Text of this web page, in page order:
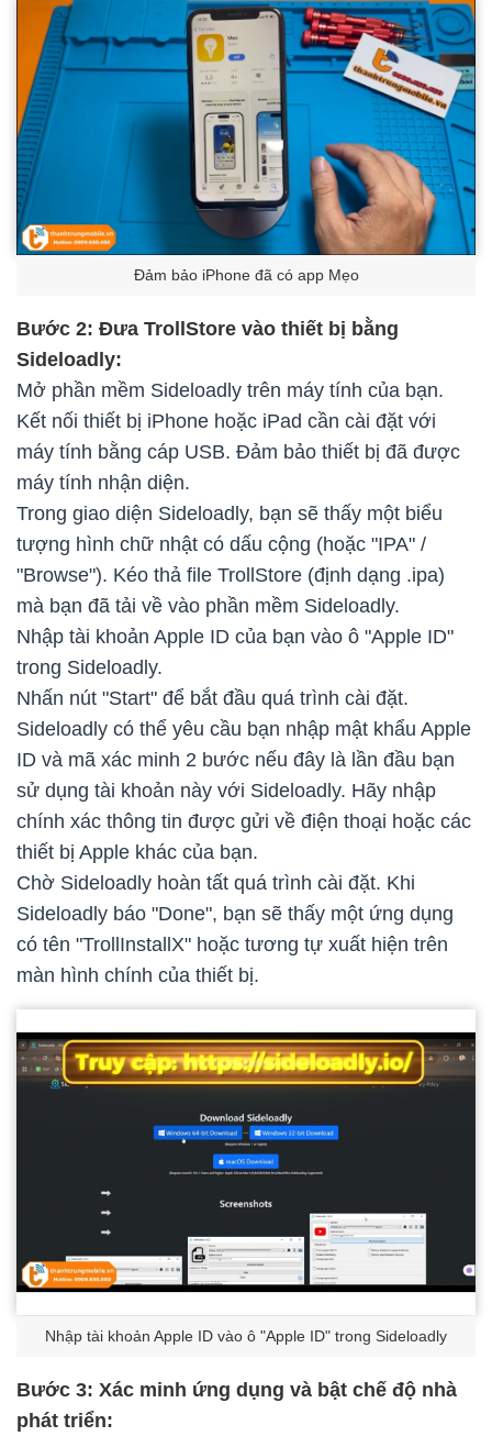
Đảm bảo iPhone đã có app Mẹo
Bước 2: Đưa TrollStore vào thiết bị bằng
Sideloadly:
Mở phần mềm Sideloadly trên máy tính của bạn.
Kết nối thiết bị iPhone hoặc iPad cần cài đặt với
máy tính bằng cáp USB. Đảm bảo thiết bị đã được
máy tính nhận diện.
Trong giao diện Sideloadly, bạn sẽ thấy một biểu
tượng hình chữ nhật có dấu cộng (hoặc "IPA" /
"Browse"). Kéo thả file TrollStore (định dạng .ipa)
mà bạn đã tải về vào phần mềm Sideloadly.
Nhập tài khoản Apple ID của bạn vào ô "Apple ID"
trong Sideloadly.
Nhấn nút "Start" để bắt đầu quá trình cài đặt.
Sideloadly có thể yêu cầu bạn nhập mật khẩu Apple
ID và mã xác minh 2 bước nếu đây là lần đầu bạn
sử dụng tài khoản này với Sideloadly. Hãy nhập
chính xác thông tin được gửi về điện thoại hoặc các
thiết bị Apple khác của bạn.
Chờ Sideloadly hoàn tất quá trình cài đặt. Khi
Sideloadly báo "Done", bạn sẽ thấy một ứng dụng
có tên "TrollInstallX" hoặc tương tự xuất hiện trên
màn hình chính của thiết bị.
Nhập tài khoản Apple ID vào ô "Apple ID" trong Sideloadly
Bước 3: Xác minh ứng dụng và bật chế độ nhà
phát triển: